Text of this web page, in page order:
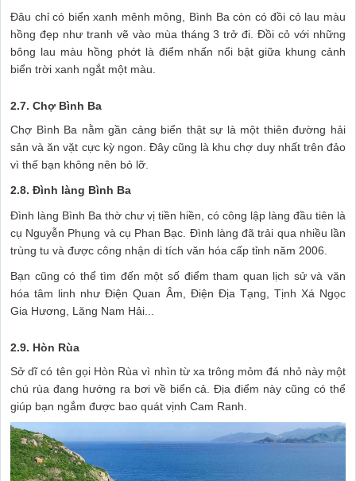
Đâu chỉ có biển xanh mênh mông, Bình Ba còn có đồi cỏ lau màu
hồng đẹp như tranh vẽ vào mùa tháng 3 trở đi. Đồi cỏ với những
bông lau màu hồng phớt là điểm nhấn nổi bật giữa khung cảnh
biển trời xanh ngắt một màu.
2.7. Chợ Bình Ba
Chợ Bình Ba nằm gần cảng biển thật sự là một thiên đường hải
sản và ăn vặt cực kỳ ngon. Đây cũng là khu chợ duy nhất trên đảo
vì thế bạn không nên bỏ lỡ.
2.8. Đình làng Bình Ba
Đình làng Bình Ba thờ chư vị tiền hiền, có công lập làng đầu tiên là
cụ Nguyễn Phụng và cụ Phan Bạc. Đình làng đã trải qua nhiều lần
trùng tu và được công nhận di tích văn hóa cấp tỉnh năm 2006.
Bạn cũng có thể tìm đến một số điểm tham quan lịch sử và văn
hóa tâm linh như Điện Quan Âm, Điện Địa Tạng, Tịnh Xá Ngọc
Gia Hương, Lăng Nam Hải...
2.9. Hòn Rùa
Sở dĩ có tên gọi Hòn Rùa vì nhìn từ xa trông mỏm đá nhỏ này một
chú rùa đang hướng ra bơi về biển cả. Địa điểm này cũng có thể
giúp bạn ngắm được bao quát vịnh Cam Ranh.